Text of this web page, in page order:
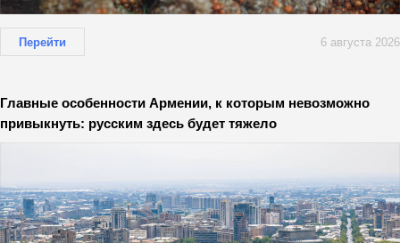
Перейти 6 августа 2026
Главные особенности Армении, к которым невозможно
привыкнуть: русским здесь будет тяжело